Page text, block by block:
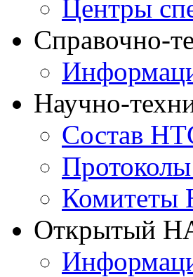
Центры
Справочно-
Научно-
Состав
Комитеты
Открытый